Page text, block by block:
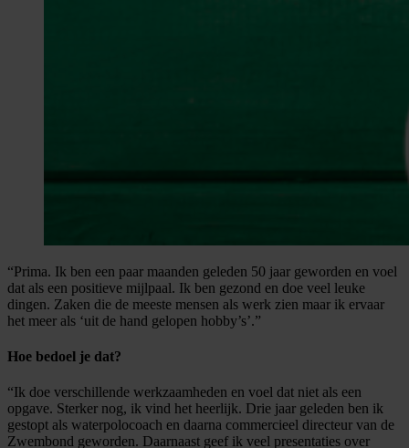
“Prima. Ik ben een paar maanden geleden 50 jaar geworden en voel
dat als een positieve mijlpaal. Ik ben gezond en doe veel leuke
dingen. Zaken die de meeste mensen als werk zien maar ik ervaar
het meer als ‘uit de hand gelopen hobby’s’.”
Hoe bedoel je dat?
“Ik doe verschillende werkzaamheden en voel dat niet als een
opgave. Sterker nog, ik vind het heerlijk. Drie jaar geleden ben ik
gestopt als waterpolocoach en daarna commercieel directeur van de
Zwembond geworden. Daarnaast geef ik veel presentaties over